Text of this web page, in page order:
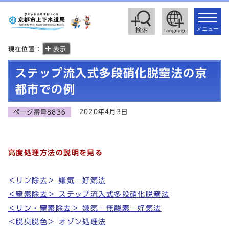
toggle
メニュー
現在位置： 表示
ステップ流入式多段硝化脱窒法の京
都市での例
ページ番号8836 2020年4月3日
高度処理方法の説明を見る
＜リン除去＞ 嫌気－好気法
＜窒素除去＞ ステップ流入式多段硝化脱窒法
＜リン・窒素除去＞ 嫌気－無酸素－好気法
＜脱臭脱色＞ オゾン処理法